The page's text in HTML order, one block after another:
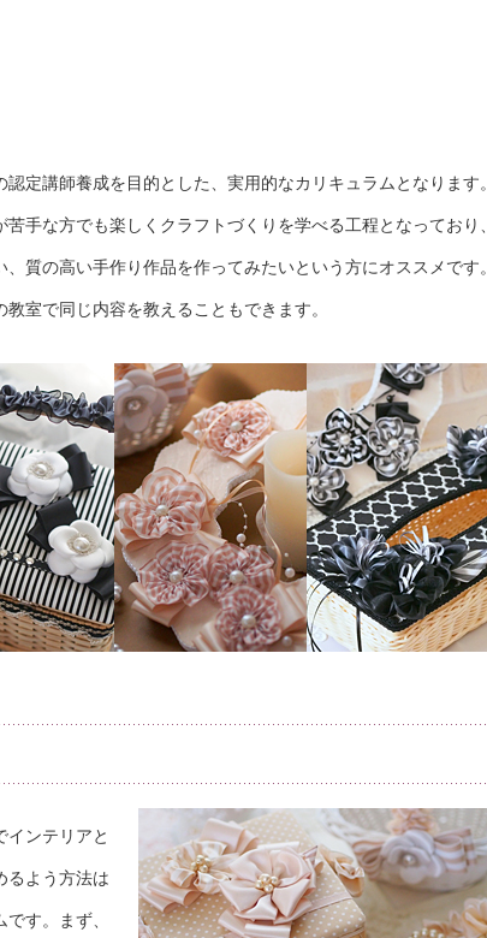
定講師養成を目的とした、実用的なカリキュラムとなります。
手な方でも楽しくクラフトづくりを学べる工程となっており、
質の高い手作り作品を作ってみたいという方にオススメです。
室で同じ内容を教えることもできます。
ンテリアと
るよう方法は
す。まず、